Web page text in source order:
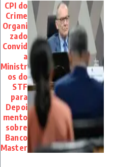
CPI do
Crime
Organi
zado
Convid
a
Ministr
os do
STF
para
Depoi
mento
sobre
Banco
Master